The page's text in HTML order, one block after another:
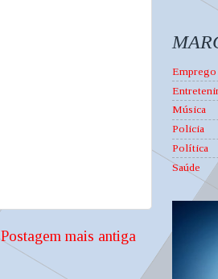
Postagem mais antiga
Emprego
Música
Policia
Política
Saúde